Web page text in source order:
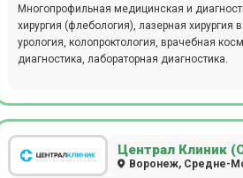
Многопрофильная медицинская и
хирургия (флебология), лазерная хирургия
урология, колопроктология, врачебная
диагностика, лабораторная диагностика.
Централ Клиник
Воронеж, Средне-